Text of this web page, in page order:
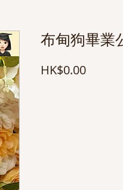
布甸狗畢業
HK$0.00價